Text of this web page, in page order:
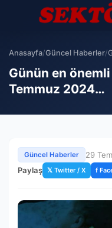
Anasayfa/Güncel Haberler/
Günün en
Temmuz 2024…
Güncel Haberler
29
Paylaş 𝕏 Twitter / X f